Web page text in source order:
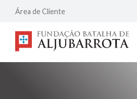
Área de Cliente